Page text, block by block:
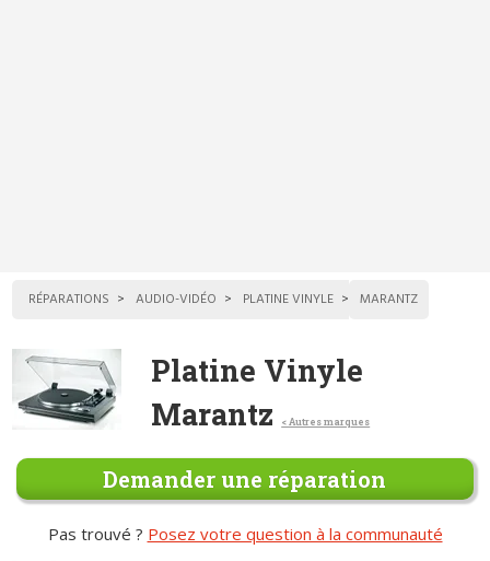
RÉPARATIONS AUDIO-VIDÉO PLATINE VINYLE MARANTZ
Platine Vinyle
Marantz
< Autres marques
Demander une réparation
Pas trouvé ? Posez votre question à la communauté